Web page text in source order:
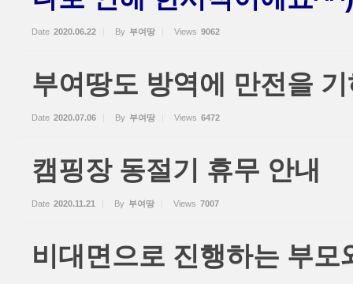
Date 2020.06.22 By 부여땅 Views 9062
부여땅도 방역에 만전을
Date 2020.07.06 By 부여땅 Views 6472
캠핑장 동절기 휴무 안내
Date 2020.11.21 By 부여땅 Views 7007
비대면으로 진행하는 부